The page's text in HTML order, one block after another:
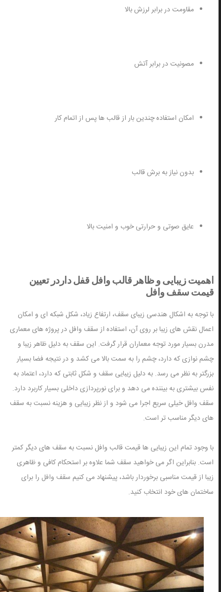
مقاومت در برابر لرزش بالا
مصونیت در برابر آتش
امکان استفاده چندین بار از قالب ها پس از اتمام کار
بدون نیاز به برش قالب
عایق صوتی و حرارتی خوب و امنیت بالا
اهمیت زیبایی و ظاهر قالب وافل قفل داردر تعیین
قیمت سقف وافل
با توجه به اشکال هندسی زیبای سقف، ارتفاع زیاد، شکل شبکه ای و امکان
اعمال نقش های زیبا بر روی آن، استفاده از سقف وافل در پروژه های معماری
مدرن بسیار مورد توجه معماران قرار گرفت. این سقف به دلیل ظاهر زیبا و
چشم نوازی که دارد، چشم را به سمت بالا می کشد و در نتیجه فضا بسیار
بزرگتر به نظر می رسد. به دلیل زیبایی سقف و شکل ثابتی که دارد، اعتماد به
نفس بیشتری به بیننده می دهد و برای نورپردازی داخلی بسیار کاربرد دارد.
سقف وافل خیلی سریع اجرا می شود و از نظر زیبایی و هزینه نسبت به سقف
های دیگر مناسب تر است.
با وجود تمام این زیبایی ها قیمت قالب وافل نسبت به سقف های دیگر کمتر
است. بنابراین اگر می خواهید سقف شما علاوه بر استحکام کافی و ظاهری
زیبا از قیمت مناسبی برخوردار باشد، پیشنهاد می کنیم سقف وافلرا برای
ساختمان های خود انتخاب کنید.